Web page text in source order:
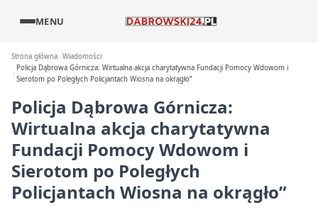
MENU
Strona główna Wiadomości
Policja Dąbrowa Górnicza: Wirtualna akcja charytatywna Fundacji Pomocy Wdowom i
Sierotom po Poległych Policjantach Wiosna na okrągło”
Policja Dąbrowa Górnicza:
Wirtualna akcja charytatywna
Fundacji Pomocy Wdowom i
Sierotom po Poległych
Policjantach Wiosna na okrągło”